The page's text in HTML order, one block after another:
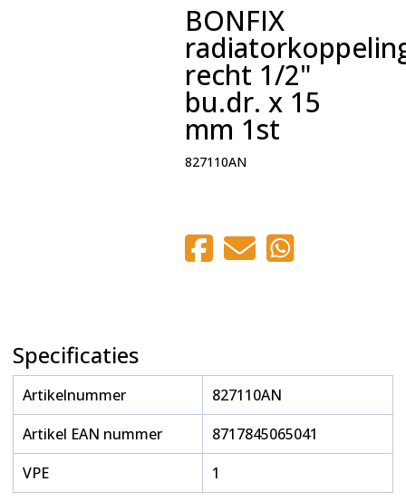
BONFIX
recht 1/2"
bu.dr. x 15
mm 1st
827110AN
Specificaties
Artikelnummer
827110AN
Artikel EAN nummer
8717845065041
VPE
1